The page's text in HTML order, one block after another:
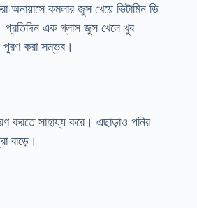
অনায়াসে কমলার জুস খেয়ে ভিটামিন ডি
এক গ্লাস জুস খেলে খুব
পূরণ করা সম্ভব।
করতে সাহায্য করে। এছাড়াও পনির
বাড়ে।